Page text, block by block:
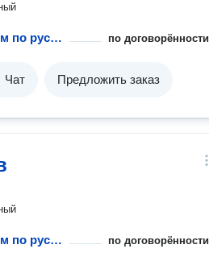
Занятие с репетитором по русскому языку как иностранному по договорённости
Чат Предложить заказ
Занятие с репетитором по русскому языку как иностранному по договорённости